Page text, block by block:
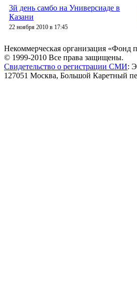
3й день самбо на Универсиаде в
Казани
22 ноября 2010 в 17:45
Некоммерческая организация «Фонд
© 1999-2010 Все права защищены.
Свидетельство о регистрации СМИ:
127051 Москва, Большой Каретный